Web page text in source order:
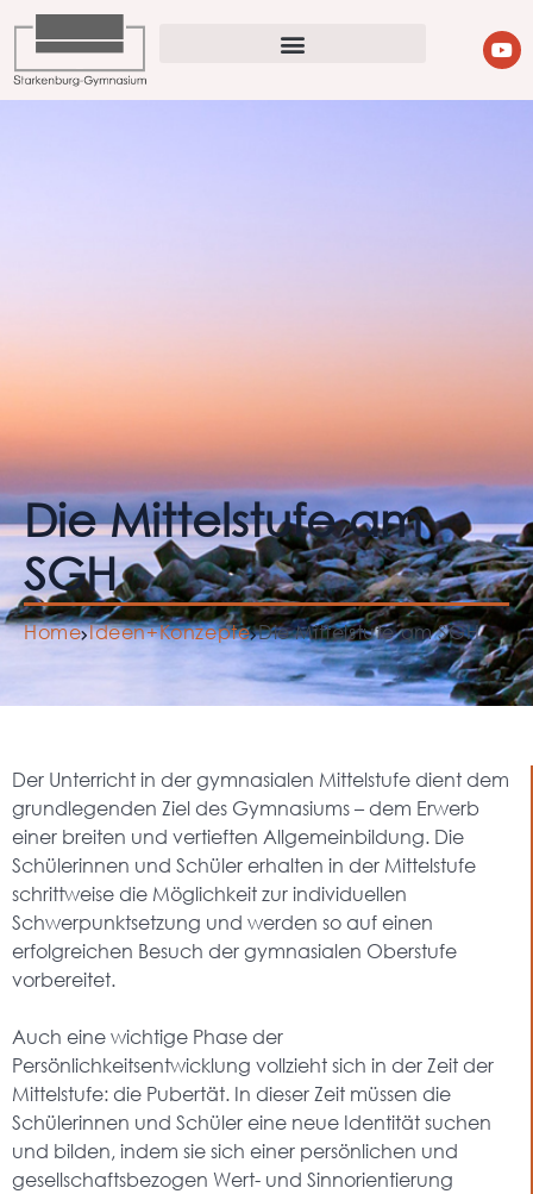
Die Mittelstufe am
SGH
Home Ideen+Konzepte Die Mittelstufe am SGH
Der Unterricht in der gymnasialen Mittelstufe dient dem
grundlegenden Ziel des Gymnasiums – dem Erwerb
einer breiten und vertieften Allgemeinbildung. Die
Schülerinnen und Schüler erhalten in der Mittelstufe
schrittweise die Möglichkeit zur individuellen
Schwerpunktsetzung und werden so auf einen
erfolgreichen Besuch der gymnasialen Oberstufe
vorbereitet.
Auch eine wichtige Phase der
Persönlichkeitsentwicklung vollzieht sich in der Zeit der
Mittelstufe: die Pubertät. In dieser Zeit müssen die
Schülerinnen und Schüler eine neue Identität suchen
und bilden, indem sie sich einer persönlichen und
gesellschaftsbezogen Wert- und Sinnorientierung